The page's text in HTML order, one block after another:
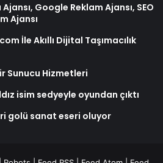
Google Reklam Ajansı, SEO
Ajansı
İle Akıllı Dijital Taşımacılık
Sunucu Hizmetleri
isim sedyeyle oyundan çıktı
golü sanat eseri oluyor